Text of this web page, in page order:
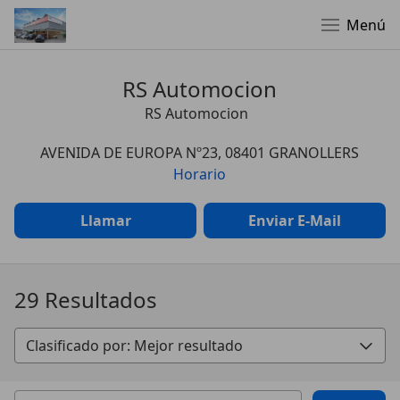
Menú
RS Automocion
RS Automocion
AVENIDA DE EUROPA Nº23, 08401 GRANOLLERS
Horario
Llamar Enviar E-Mail
29 Resultados